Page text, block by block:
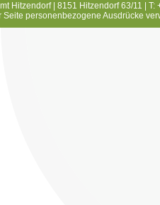
Hitzendorf | 8151 Hitzendorf 63/11 |
Seite personenbezogene Ausdrücke